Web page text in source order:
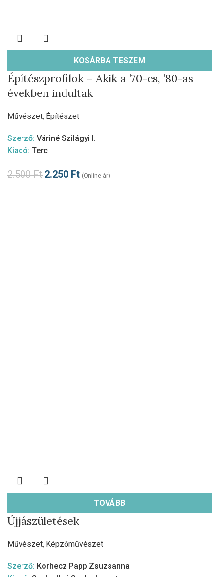
KOSÁRBA TESZEM
Építészprofilok – Akik a ’70-es, ’80-as
években indultak
Művészet, Építészet
Szerző: Váriné Szilágyi I.
Kiadó: Terc
2.500Ft 2.250 Ft (Online ár)
TOVÁBB
Újjászületések
Művészet, Képzőművészet
Szerző: Korhecz Papp Zsuzsanna